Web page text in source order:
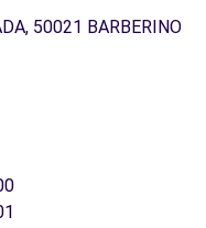
50021 BARBERINO